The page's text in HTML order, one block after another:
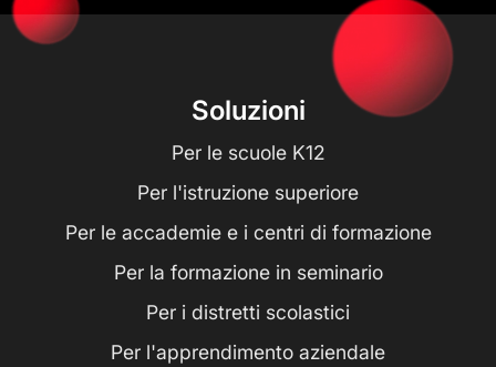
Soluzioni
Per le scuole K12
Per l'istruzione superiore
Per le accademie e i centri di formazione
Per la formazione in seminario
Per i distretti scolastici
Per l'apprendimento aziendale